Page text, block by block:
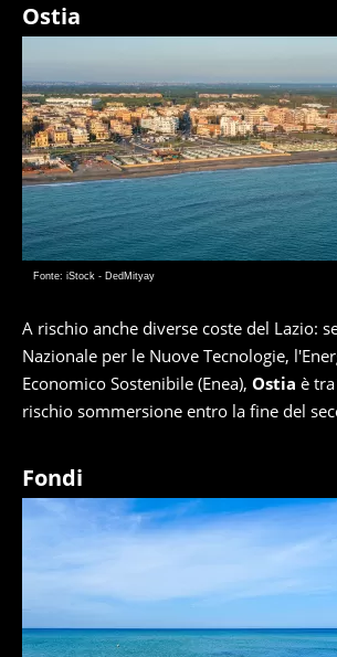
Ostia
Fonte: iStock - DedMityay
A rischio anche diverse coste del Lazio:
Nazionale per le Nuove Tecnologie,
Economico Sostenibile (Enea), Ostia è
rischio sommersione entro la fine del
Fondi